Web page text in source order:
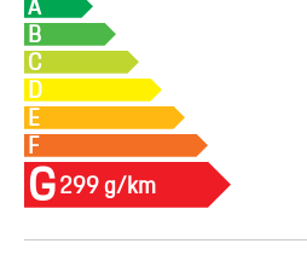
A
B
C
D
E
F
G299 g/km